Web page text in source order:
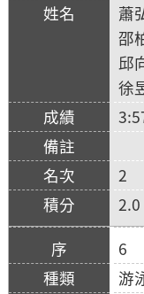
蕭
邵
邱
徐
2
2.0
6
游